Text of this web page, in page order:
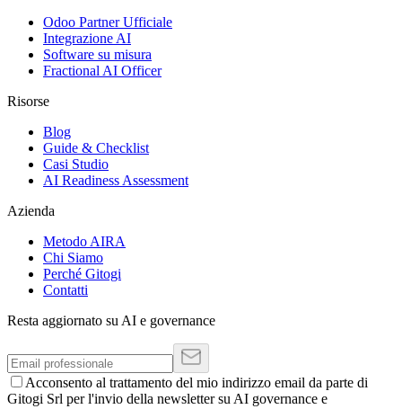
Odoo Partner Ufficiale
Integrazione AI
Software su misura
Fractional AI Officer
Risorse
Blog
Guide & Checklist
Casi Studio
AI Readiness Assessment
Azienda
Metodo AIRA
Chi Siamo
Perché Gitogi
Contatti
Resta aggiornato su AI e governance
Acconsento al trattamento del mio indirizzo email da parte di
Gitogi Srl per l'invio della newsletter su AI governance e